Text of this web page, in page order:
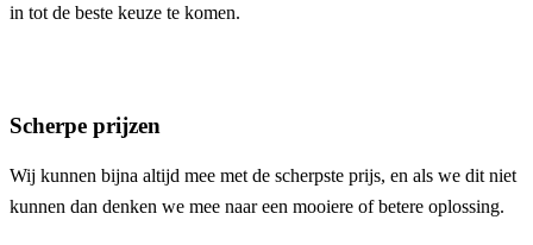
in tot de beste keuze te komen.
Scherpe prijzen
Wij kunnen bijna altijd mee met de scherpste prijs, en als we dit niet
kunnen dan denken we mee naar een mooiere of betere oplossing.